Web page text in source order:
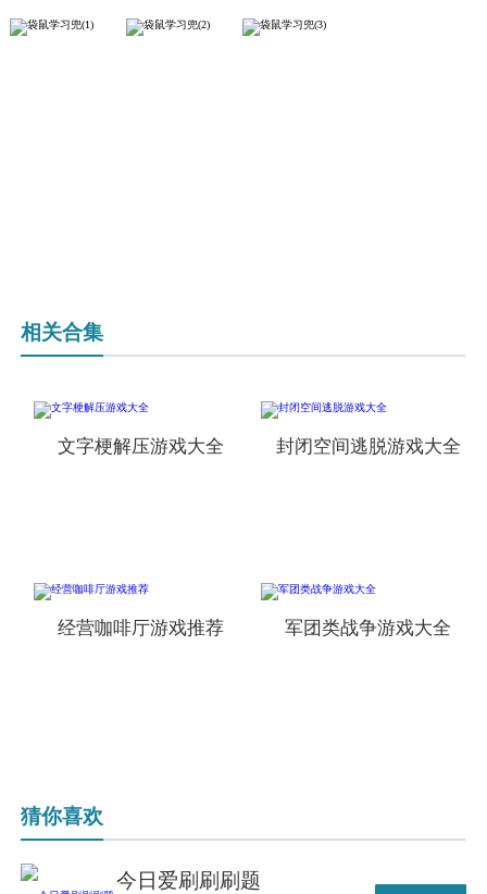
相关合集
文字梗解压游戏大全 封闭空间逃脱游戏大全
经营咖啡厅游戏推荐 军团类战争游戏大全
猜你喜欢
今日爱刷刷刷题